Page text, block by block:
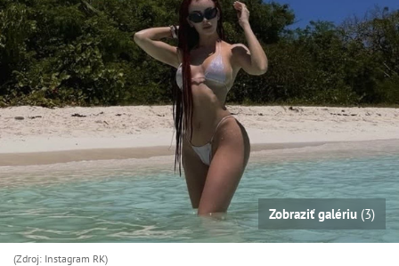
Zobraziť galériu (3)
(Zdroj: Instagram RK)